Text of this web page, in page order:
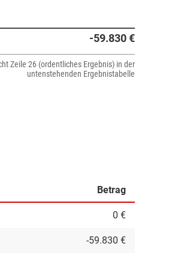
-59.830 €
Zeile 26 (ordentliches Ergebnis) in der
untenstehenden Ergebnistabelle
Betrag
0 €
-59.830 €